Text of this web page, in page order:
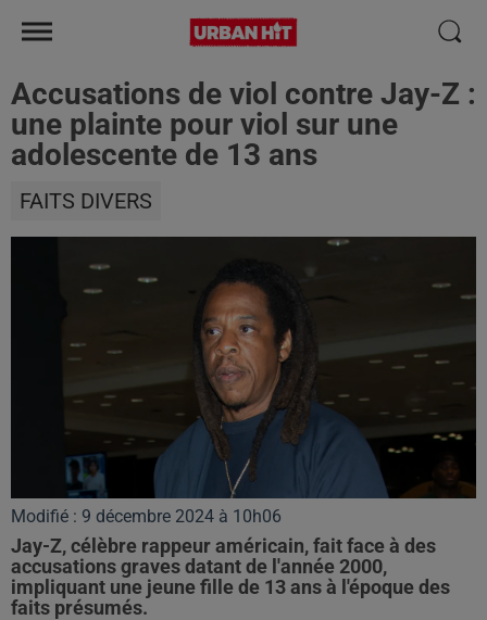
Accusations de viol contre Jay-Z :
une plainte pour viol sur une
adolescente de 13 ans
FAITS DIVERS
Modifié : 9 décembre 2024 à 10h06
Jay-Z, célèbre rappeur américain, fait face à des
accusations graves datant de l'année 2000,
impliquant une jeune fille de 13 ans à l'époque des
faits présumés.